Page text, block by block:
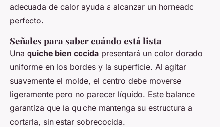
adecuada de calor ayuda a alcanzar un horneado
perfecto.
Señales para saber cuándo está lista
Una quiche bien cocida presentará un color dorado
uniforme en los bordes y la superficie. Al agitar
suavemente el molde, el centro debe moverse
ligeramente pero no parecer líquido. Este balance
garantiza que la quiche mantenga su estructura al
cortarla, sin estar sobrecocida.